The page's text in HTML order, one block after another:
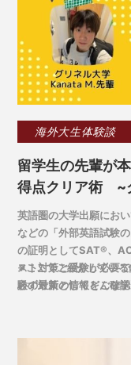
海外大生体験談
留学生の先輩が
得点クリア術 ~
英語圏の大学出願にお
などの「外部英語試験
の証明としてSAT®、
スト対策と受験が必要
験の対策としてどんな
※ここでご紹介してい
必ず最新の情報をご確